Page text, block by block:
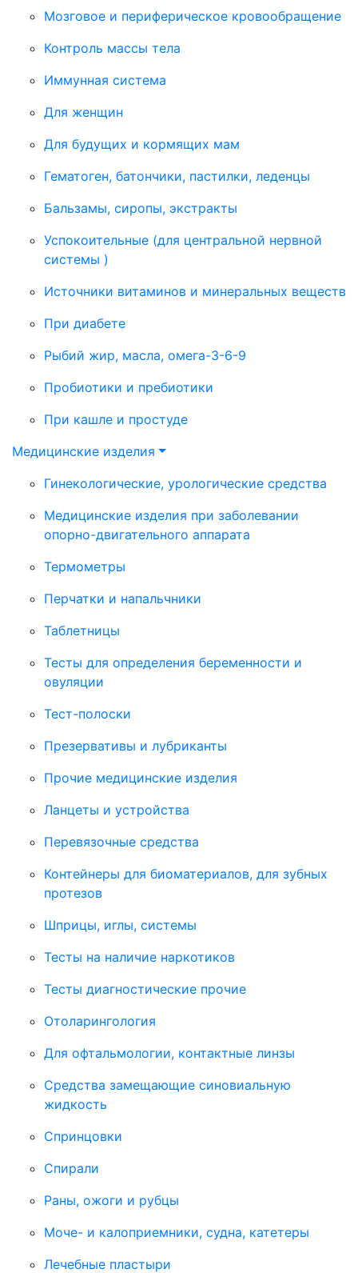
Мозговое и периферическое кровообращение
Контроль массы тела
Иммунная система
Для женщин
Для будущих и кормящих мам
Гематоген, батончики, пастилки, леденцы
Бальзамы, сиропы, экстракты
Успокоительные (для центральной нервной
системы )
Источники витаминов и минеральных веществ
При диабете
Рыбий жир, масла, омега-3-6-9
Пробиотики и пребиотики
При кашле и простуде
Медицинские изделия
Гинекологические, урологические средства
Медицинские изделия при заболевании
опорно-двигательного аппарата
Термометры
Перчатки и напальчники
Таблетницы
Тесты для определения беременности и
овуляции
Тест-полоски
Презервативы и лубриканты
Прочие медицинские изделия
Ланцеты и устройства
Перевязочные средства
Контейнеры для биоматериалов, для зубных
протезов
Шприцы, иглы, системы
Тесты на наличие наркотиков
Тесты диагностические прочие
Отоларингология
Для офтальмологии, контактные линзы
Средства замещающие синовиальную
жидкость
Спринцовки
Спирали
Раны, ожоги и рубцы
Моче- и калоприемники, судна, катетеры
Лечебные пластыри